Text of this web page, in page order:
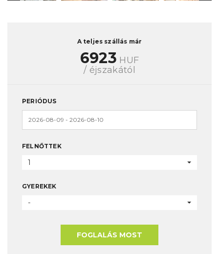
A teljes szállás már
6923 HUF
/ éjszakától
PERIÓDUS
FELNŐTTEK
1
GYEREKEK
-
FOGLALÁS MOST